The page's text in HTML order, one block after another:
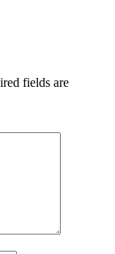
fields are